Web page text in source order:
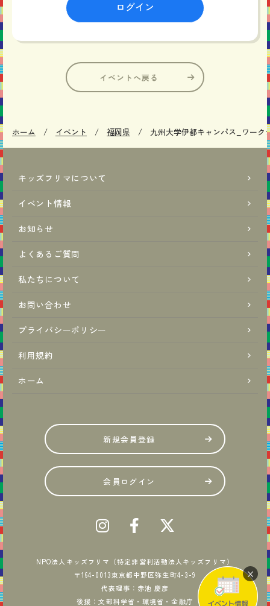
×
ログイン
イベントへ戻る
ホーム イベント 福岡県 九州大学伊都キャンパス_ワーク
キッズフリマについて
イベント情報
お知らせ
よくあるご質問
私たちについて
お問い合わせ
プライバシーポリシー
利用規約
ホーム
新規会員登録
会員ログイン
NPO法人キッズフリマ（特定非営利活動法人キッズフリマ）
〒164-0013東京都中野区弥生町4-3-9
代表理事：赤池 慶彦
後援：文部科学省・環境省・金融庁